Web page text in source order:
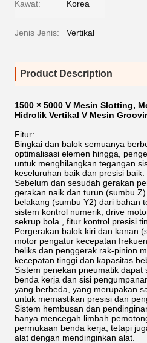
Kawat: Korea
Jenis Jenis: Vertikal
Product Description
1500 × 5000 V Mesin Slotting,
Hidrolik Vertikal V Mesin
Fitur:
Bingkai dan balok semuanya
optimalisasi elemen hingga,
untuk menghilangkan tegangan
keseluruhan baik dan presisi baik.
Sebelum dan sesudah gerakan
gerakan naik dan turun (sumbu
belakang (sumbu Y2) dari bahan
sistem kontrol numerik, drive
sekrup bola , fitur kontrol presisi
Pergerakan balok kiri dan kanan
motor pengatur kecepatan
heliks dan penggerak rak-pinion
kecepatan tinggi dan kapasitas
Sistem penekan pneumatik dapat
benda kerja dan sisi
yang berbeda, yang merupakan
untuk memastikan presisi dan
Sistem hembusan dan
hanya mencegah limbah
permukaan benda kerja, tetapi
alat dengan mendinginkan alat.